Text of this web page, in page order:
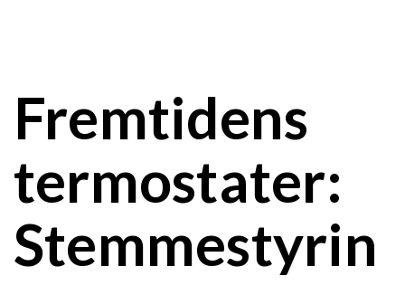
Fremtidens
termostater:
Stemmestyrin